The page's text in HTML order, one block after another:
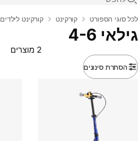
בית
לכל סוגי הספורט קורקינט קורקינט לילדים
גילאי 4-6
הסתרת סינונים
2 מוצרים